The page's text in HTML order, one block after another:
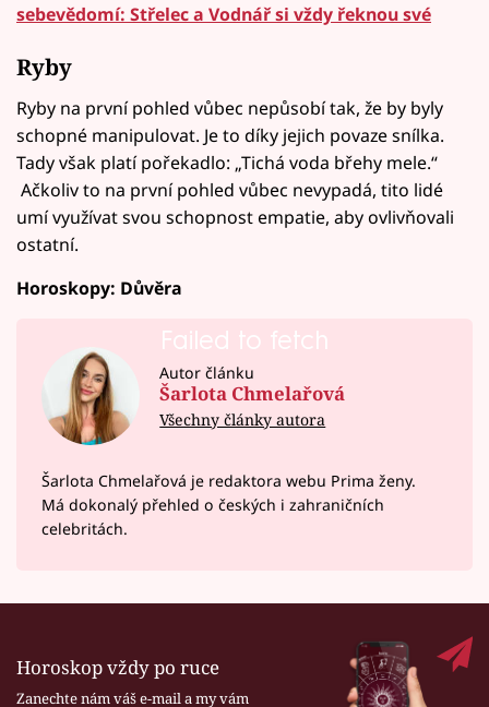
sebevědomí: Střelec a Vodnář si vždy řeknou své
Ryby
Ryby na první pohled vůbec nepůsobí tak, že by byly
schopné manipulovat. Je to díky jejich povaze snílka.
Tady však platí pořekadlo: „Tichá voda břehy mele.“
Ačkoliv to na první pohled vůbec nevypadá, tito lidé
umí využívat svou schopnost empatie, aby ovlivňovali
ostatní.
Horoskopy: Důvěra
Failed to fetch
Autor článku
Šarlota Chmelařová
Všechny články autora
Šarlota Chmelařová je redaktora webu Prima ženy.
Má dokonalý přehled o českých i zahraničních
celebritách.
Horoskop vždy po ruce
Zanechte nám váš e-mail a my vám